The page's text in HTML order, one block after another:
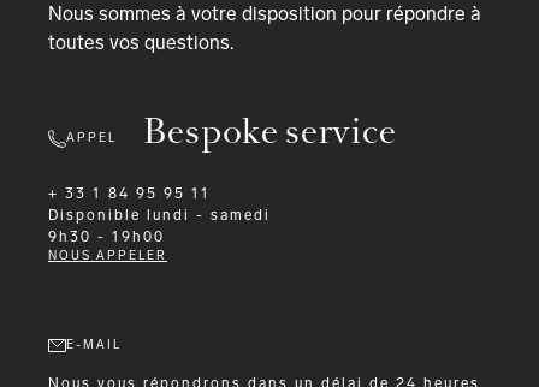
Bespoke service
Nous sommes à votre disposition pour répondre à
toutes vos questions.
APPEL
+ 33 1 84 95 95 11
Disponible
lundi - samedi
9h30 - 19h00
NOUS APPELER
E-MAIL
Nous vous répondrons dans un délai de 24 heures